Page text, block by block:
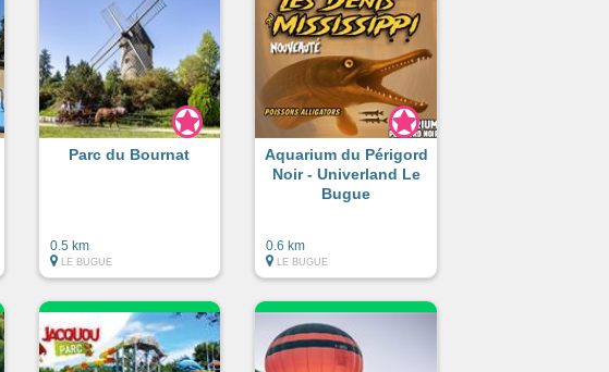
Parc du Bournat
0.5 km
LE BUGUE
Aquarium du Périgord
Noir - Univerland Le
Bugue
0.6 km
LE BUGUE